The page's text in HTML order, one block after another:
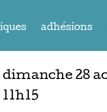
adhésions
dimanche 28
11h15